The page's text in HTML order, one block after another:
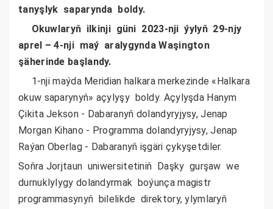
tanyşlyk saparynda boldy.
Okuwlaryň ilkinji güni 2023-nji ýylyň 29-njy
aprel – 4-nji maý aralygynda Waşington
şäherinde başlandy.
1-nji maýda Meridian halkara merkezinde «Halkara
okuw saparynyň» açylyşy boldy. Açylyşda Hanym
Çikita Jekson - Dabaranyň dolandyryjysy, Jenap
Morgan Kihano - Programma dolandyryjysy, Jenap
Raýan Oberlag - Dabaranyň işgäri çykyşetdiler.
Soňra Jorjtaun uniwersitetiniň Daşky gurşaw we
durnuklylygy dolandyrmak boýunça magistr
programmasynyň bilelikde direktory, ylymlaryň